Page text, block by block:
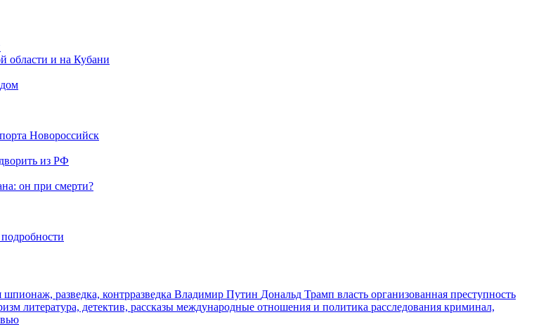
области и на Кубани
Новороссийск
из РФ
он при смерти?
шпионаж, разведка, контрразведка Владимир Путин Дональд Трамп власть организованная преступность
литература, детектив, рассказы международные отношения и политика расследования криминал,